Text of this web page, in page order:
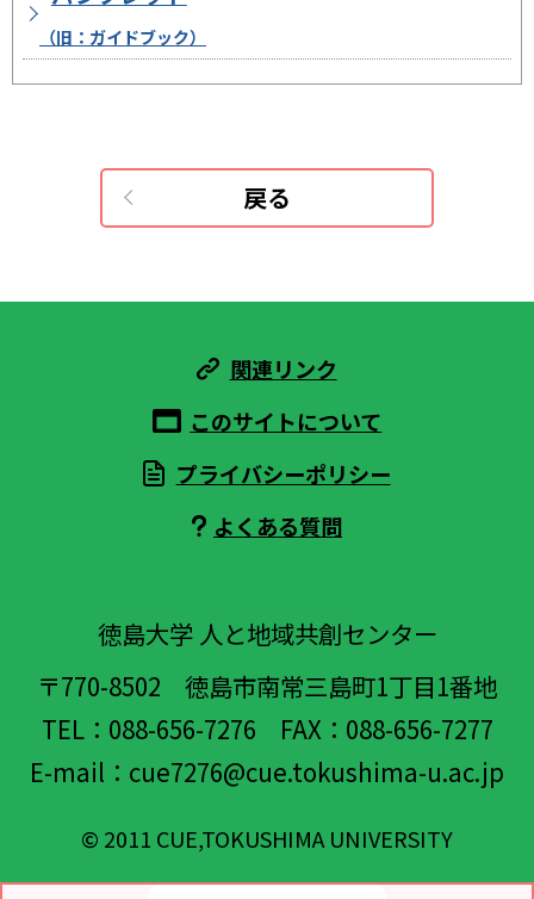
（旧：ガイドブック）
戻る
関連リンク
このサイトについて
プライバシーポリシー
よくある質問
徳島大学 人と地域共創センター
〒770-8502 徳島市南常三島町1丁目1番地
TEL：088-656-7276 FAX：088-656-7277
E-mail：cue7276@cue.tokushima-u.ac.jp
© 2011 CUE,TOKUSHIMA UNIVERSITY